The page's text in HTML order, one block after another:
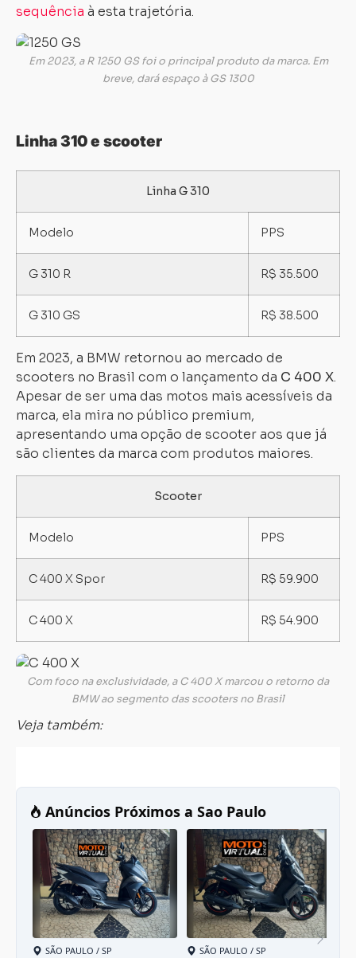
sequência à esta trajetória.
Em 2023, a R 1250 GS foi o principal produto da marca. Em
breve, dará espaço à GS 1300
Linha 310 e scooter
Linha G 310
Modelo PPS
G 310 R R$ 35.500
G 310 GS R$ 38.500
Em 2023, a BMW retornou ao mercado de
scooters no Brasil com o lançamento da C 400 X.
Apesar de ser uma das motos mais acessíveis da
marca, ela mira no público premium,
apresentando uma opção de scooter aos que já
são clientes da marca com produtos maiores.
Scooter
Modelo PPS
C 400 X Spor R$ 59.900
C 400 X R$ 54.900
Com foco na exclusividade, a C 400 X marcou o retorno da
BMW ao segmento das scooters no Brasil
Veja também: